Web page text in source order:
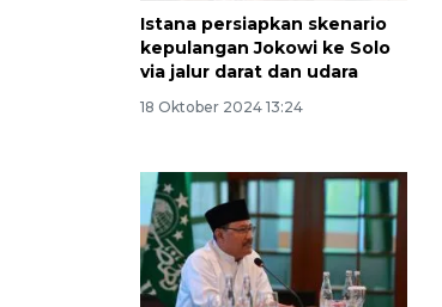
Istana persiapkan skenario
kepulangan Jokowi ke Solo
via jalur darat dan udara
18 Oktober 2024 13:24